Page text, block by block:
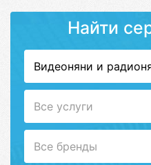
Найти
Видеоняни и
Все услуги
Все бренды